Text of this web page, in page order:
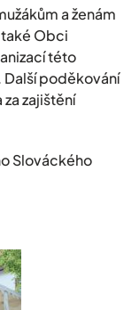
a ženám
Obci
této
poděkování
zajištění
Slováckého